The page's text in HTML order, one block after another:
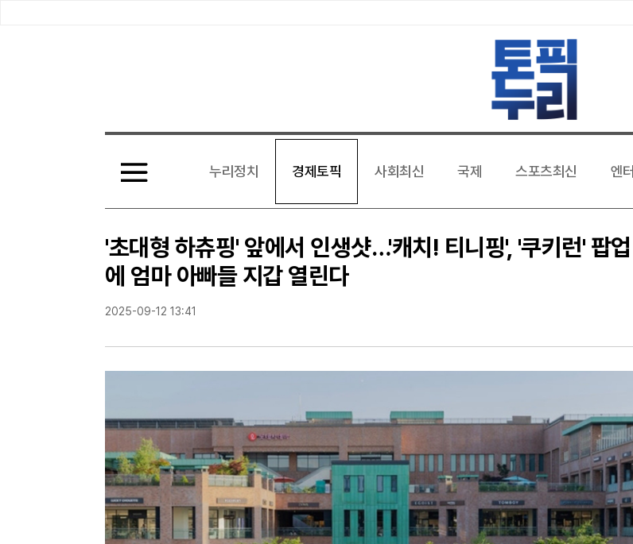
체
기
보
누리정치 경제토픽 사회최신 국제 스포츠최신 엔터
'초대형 하츄핑' 앞에서 인생샷…'캐치! 티니핑', '쿠키런' 팝업
에 엄마 아빠들 지갑 열린다
2025-09-12 13:41